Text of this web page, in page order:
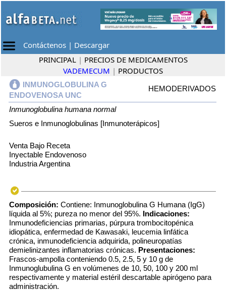
Contáctenos | Descargar
PRINCIPAL | PRECIOS DE MEDICAMENTOS
VADEMECUM | PRODUCTOS
INMUNOGLOBULINA G
ENDOVENOSA UNC
HEMODERIVADOS
Inmunoglobulina humana normal
Sueros e Inmunoglobulinas [Inmunoterápicos]
Venta Bajo Receta
Inyectable Endovenoso
Industria Argentina
Composición: Contiene: Inmunoglobulina G Humana (IgG)
líquida al 5%; pureza no menor del 95%. Indicaciones:
Inmunodeficiencias primarias, púrpura trombocitopénica
idiopática, enfermedad de Kawasaki, leucemia linfática
crónica, inmunodeficiencia adquirida, polineuropatías
demielinizantes inflamatorias crónicas. Presentaciones:
Frascos-ampolla conteniendo 0.5, 2.5, 5 y 10 g de
Inmunoglubulina G en volúmenes de 10, 50, 100 y 200 ml
respectivamente y material estéril descartable apirógeno para
administración.